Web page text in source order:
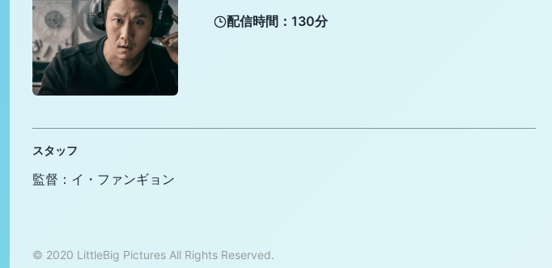
配信時間：130分
スタッフ
監督：イ・ファンギョン
© 2020 LittleBig Pictures All Rights Reserved.